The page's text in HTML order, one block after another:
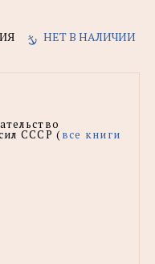
НЕТ В НАЛИЧИИ
СССР (все книги